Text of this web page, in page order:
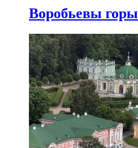
Воробьевы горы